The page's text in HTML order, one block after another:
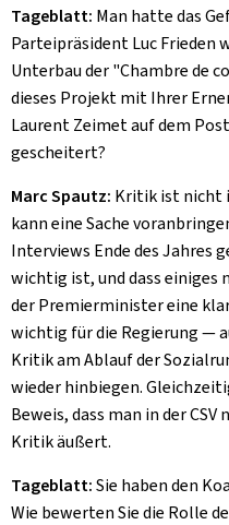
Tageblatt: Man hatte das
Parteipräsident Luc Frieden
Unterbau der "Chambre de
dieses Projekt mit Ihrer
Laurent Zeimet auf dem
gescheitert?
Marc Spautz: Kritik ist nicht
kann eine Sache
Interviews Ende des Jahres
wichtig ist, und dass
der Premierminister eine
wichtig für die Regierung —
Kritik am Ablauf der
wieder hinbiegen.
Beweis, dass man in der
Kritik äußert.
Tageblatt:Sie haben den
Wie bewerten Sie die Rolle